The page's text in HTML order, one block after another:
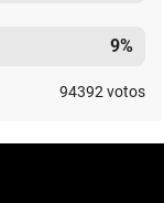
9%
94392 votos